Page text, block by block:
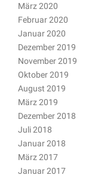
März 2020
Februar 2020
Januar 2020
Dezember 2019
November 2019
Oktober 2019
August 2019
März 2019
Dezember 2018
Juli 2018
Januar 2018
März 2017
Januar 2017